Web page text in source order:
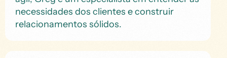
necessidades dos clientes e construir
relacionamentos sólidos.